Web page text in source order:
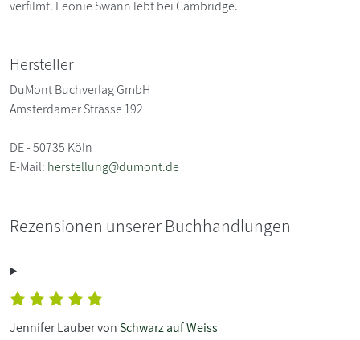
verfilmt. Leonie Swann lebt bei Cambridge.
Hersteller
DuMont Buchverlag GmbH
Amsterdamer Strasse 192
DE - 50735 Köln
E-Mail: herstellung@dumont.de
Rezensionen unserer Buchhandlungen
Jennifer Lauber von Schwarz auf Weiss